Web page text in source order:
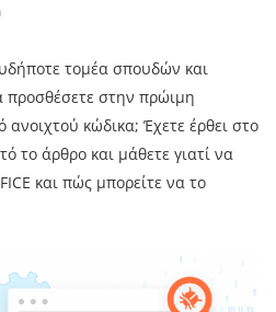
τομέα σπουδών και
προσθέσετε στην πρώιμη
ανοιχτού κώδικα; Έχετε έρθει στο
το άρθρο και μάθετε γιατί να
και πώς μπορείτε να το